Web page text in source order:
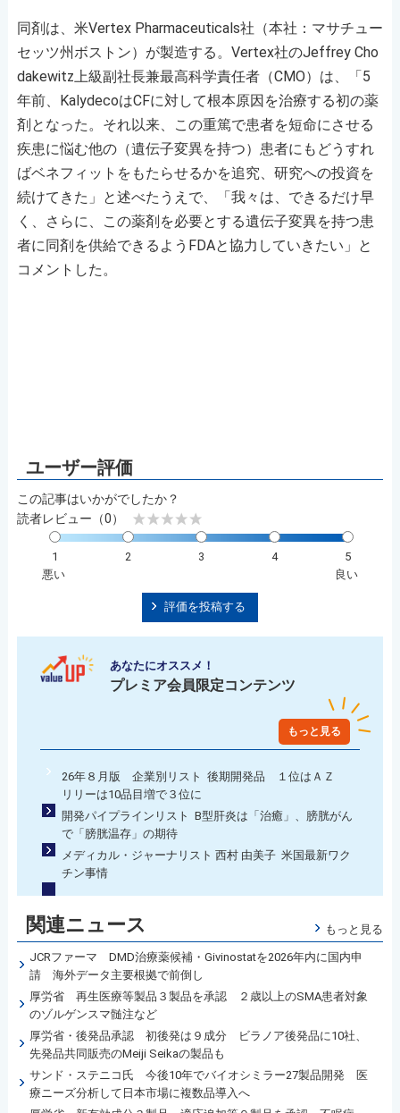
同剤は、米Vertex Pharmaceuticals社（本社：マサチュー
セッツ州ボストン）が製造する。Vertex社のJeffrey Cho
dakewitz上級副社長兼最高科学責任者（CMO）は、「5
年前、KalydecoはCFに対して根本原因を治療する初の薬
剤となった。それ以来、この重篤で患者を短命にさせる
疾患に悩む他の（遺伝子変異を持つ）患者にもどうすれ
ばベネフィットをもたらせるかを追究、研究への投資を
続けてきた」と述べたうえで、「我々は、できるだけ早
く、さらに、この薬剤を必要とする遺伝子変異を持つ患
者に同剤を供給できるようFDAと協力していきたい」と
コメントした。
この記事はいかがでしたか？
読者レビュー（0）
1 2 3 4
5
悪い
良い
評価を投稿する
あなたにオススメ！
プレミア会員限定コンテンツ
もっと見る
26年８月版 企業別リスト 後期開発品 １位はＡＺ
リリーは10品目増で３位に
開発パイプラインリスト B型肝炎は「治癒」、膀胱がん
で「膀胱温存」の期待
メディカル・ジャーナリスト 西村 由美子 米国最新ワク
チン事情
関連ニュース もっと見る
JCRファーマ DMD治療薬候補・Givinostatを2026年内に国内申
請 海外データ主要根拠で前倒し
厚労省 再生医療等製品３製品を承認 ２歳以上のSMA患者対象
のゾルゲンスマ髄注など
厚労省・後発品承認 初後発は９成分 ビラノア後発品に10社、
先発品共同販売のMeiji Seikaの製品も
サンド・ステニコ氏 今後10年でバイオシミラー27製品開発 医
療ニーズ分析して日本市場に複数品導入へ